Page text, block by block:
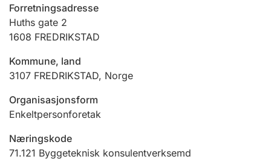
Jeger
Ektepaktrettleiaren
Andre tema
Forretningsadresse
Huths gate 2
1608 FREDRIKSTAD
Kommune, land
3107 FREDRIKSTAD, Norge
Organisasjonsform
Enkeltpersonforetak
Næringskode
71.121 Byggeteknisk konsulentverksemd